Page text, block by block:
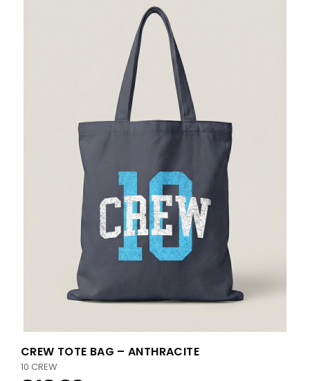
CREW TOTE BAG – ANTHRACITE
10 CREW